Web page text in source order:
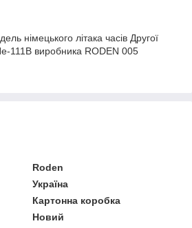
німецького літака часів Другої
111B виробника RODEN 005
Roden
Україна
Картонна коробка
Новий